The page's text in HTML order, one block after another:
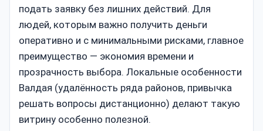
подать заявку без лишних действий. Для
людей, которым важно получить деньги
оперативно и с минимальными рисками, главное
преимущество — экономия времени и
прозрачность выбора. Локальные особенности
Валдая (удалённость ряда районов, привычка
решать вопросы дистанционно) делают такую
витрину особенно полезной.